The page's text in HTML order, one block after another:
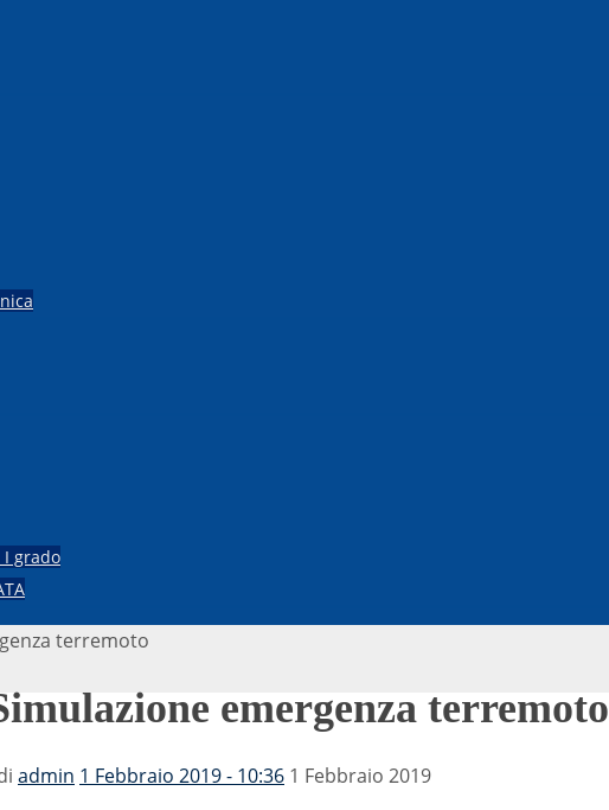
I grado
terremoto
emergenza terremoto
admin 1 Febbraio 2019 - 10:36 1 Febbraio 2019